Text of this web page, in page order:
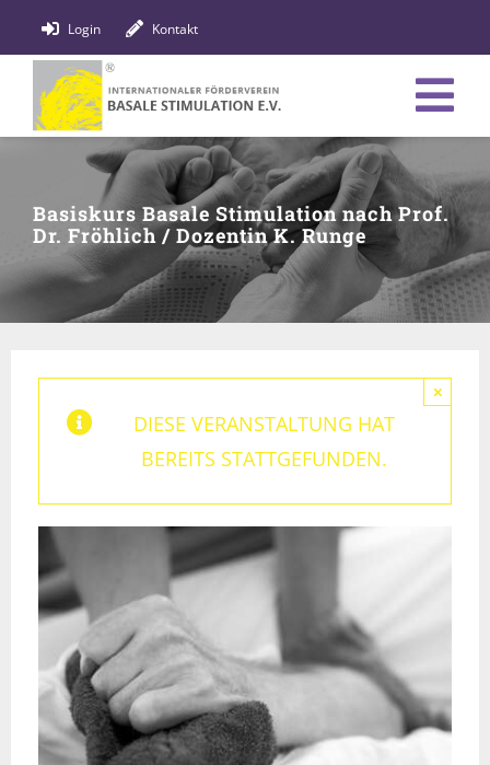
Inhalt
springen
Login Kontakt
Bildung
Fachpersonen
News
Förderung
Basiskurs Basale Stimulation nach Prof.
Dr. Fröhlich / Dozentin K. Runge
DIESE VERANSTALTUNG HAT
BEREITS STATTGEFUNDEN.
×